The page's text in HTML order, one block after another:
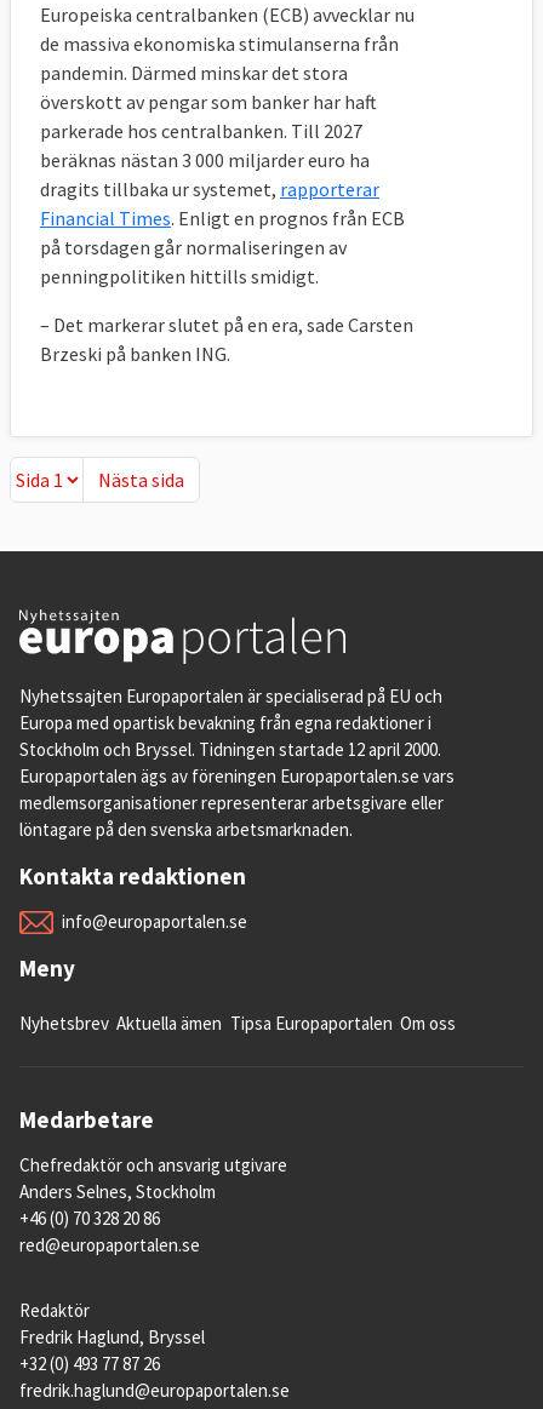
Europeiska centralbanken (ECB) avvecklar nu
de massiva ekonomiska stimulanserna från
pandemin. Därmed minskar det stora
överskott av pengar som banker har haft
parkerade hos centralbanken. Till 2027
beräknas nästan 3 000 miljarder euro ha
dragits tillbaka ur systemet, rapporterar
Financial Times. Enligt en prognos från ECB
på torsdagen går normaliseringen av
penningpolitiken hittills smidigt.
– Det markerar slutet på en era, sade Carsten
Brzeski på banken ING.
Nästa sida
Nästa sida
Nyhetssajten Europaportalen är specialiserad på EU och
Europa med opartisk bevakning från egna redaktioner i
Stockholm och Bryssel. Tidningen startade 12 april 2000.
Europaportalen ägs av föreningen Europaportalen.se vars
medlemsorganisationer representerar arbetsgivare eller
löntagare på den svenska arbetsmarknaden.
Kontakta redaktionen
info@europaportalen.se
Meny
Nyhetsbrev Aktuella ämen Tipsa Europaportalen Om oss
Medarbetare
Chefredaktör och ansvarig utgivare
Anders Selnes, Stockholm
+46 (0) 70 328 20 86
red@europaportalen.se
Redaktör
Fredrik Haglund, Bryssel
+32 (0) 493 77 87 26
fredrik.haglund@europaportalen.se